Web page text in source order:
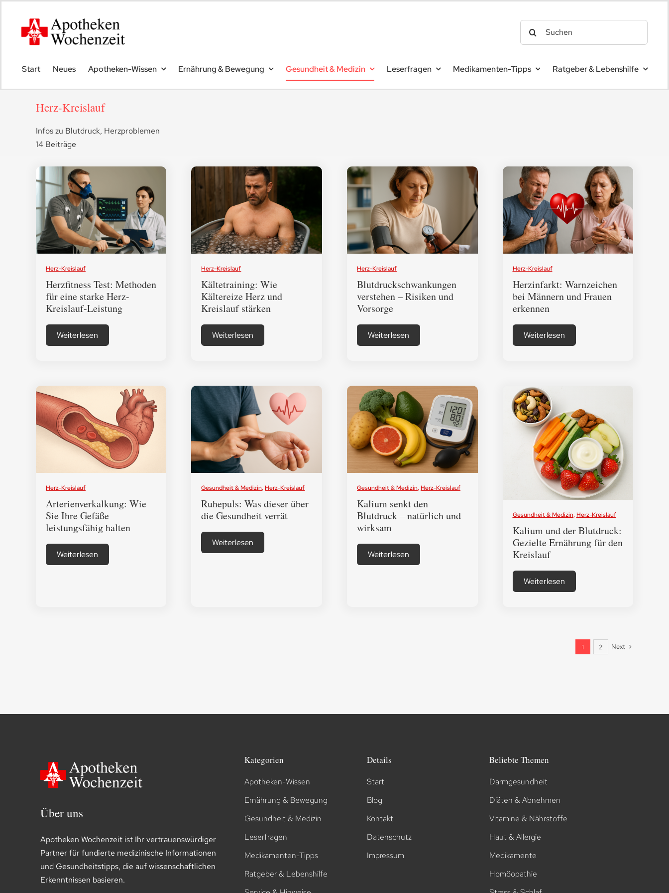
content
Start Neues Apotheken-Wissen Ernährung & Bewegung Gesundheit & Medizin Leserfragen Medikamenten-Tipps Ratgeber & Lebenshilfe
Herz-Kreislauf
Infos zu Blutdruck, Herzproblemen
14 Beiträge
Herz-Kreislauf
Herzfitness Test: Methoden
für eine starke Herz-
Kreislauf-Leistung
Weiterlesen
Herz-Kreislauf
Kältetraining: Wie
Kältereize Herz und
Kreislauf stärken
Weiterlesen
Herz-Kreislauf
Blutdruckschwankungen
verstehen – Risiken und
Vorsorge
Weiterlesen
Herz-Kreislauf
Herzinfarkt: Warnzeichen
bei Männern und Frauen
erkennen
Weiterlesen
Herz-Kreislauf
Arterienverkalkung: Wie
Sie Ihre Gefäße
leistungsfähig halten
Weiterlesen
Gesundheit & Medizin,Herz-Kreislauf
Ruhepuls: Was dieser über
die Gesundheit verrät
Weiterlesen
Gesundheit & Medizin,Herz-Kreislauf
Kalium senkt den
Blutdruck – natürlich und
wirksam
Weiterlesen
Gesundheit & Medizin,Herz-Kreislauf
Kalium und der Blutdruck:
Gezielte Ernährung für den
Kreislauf
Weiterlesen
1 2 Next
Über uns
Apotheken Wochenzeit ist Ihr vertrauenswürdiger
Partner für fundierte medizinische Informationen
und Gesundheitstipps, die auf wissenschaftlichen
Erkenntnissen basieren.
Kategorien
Apotheken-Wissen
Ernährung & Bewegung
Gesundheit & Medizin
Leserfragen
Medikamenten-Tipps
Ratgeber & Lebenshilfe
Details
Start
Blog
Kontakt
Datenschutz
Impressum
Beliebte Themen
Darmgesundheit
Diäten & Abnehmen
Vitamine & Nährstoffe
Haut & Allergie
Medikamente
Homöopathie